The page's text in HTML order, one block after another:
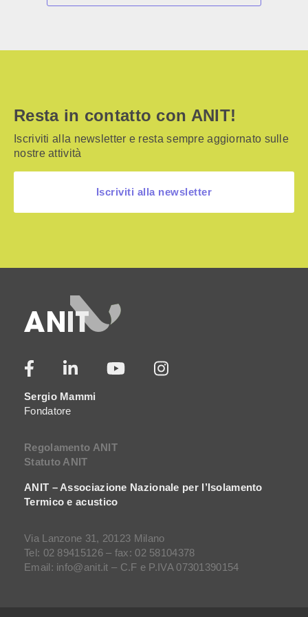
Resta in contatto con ANIT!
Iscriviti alla newsletter e resta sempre aggiornato sulle
nostre attività
Iscriviti alla newsletter
Sergio Mammi
Fondatore
Regolamento ANIT
Statuto ANIT
ANIT – Associazione Nazionale per l’Isolamento
Termico e acustico
Via Lanzone 31, 20123 Milano
Tel: 02 89415126 – fax: 02 58104378
Email: info@anit.it – C.F e P.IVA 07301390154